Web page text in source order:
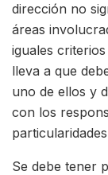
dirección no
áreas
iguales
lleva a que
uno de ellos y
con los
Se debe tener